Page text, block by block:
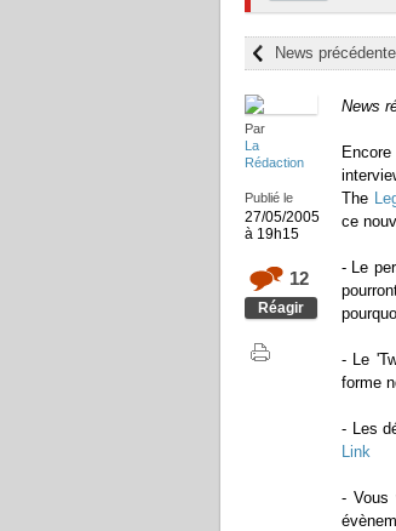
News précédente
Par
La
Rédaction
Publié le
27/05/2005
à 19h15
12
Réagir
News
The
ce
- Le
- Le
forme
- Les
Link
- Vous